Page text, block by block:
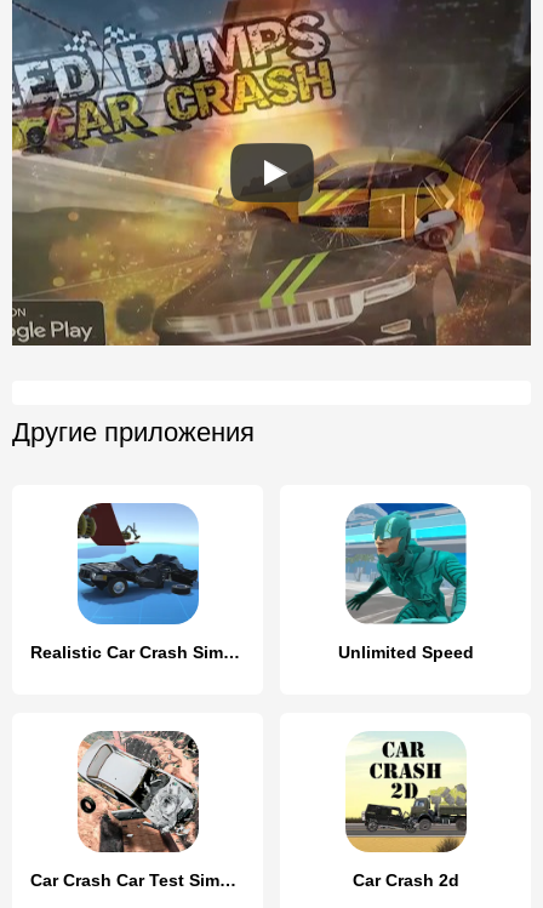
Другие приложения
Realistic Car Crash Simulator Unlimited Speed
Car Crash Car Test Simulator Car Crash 2d